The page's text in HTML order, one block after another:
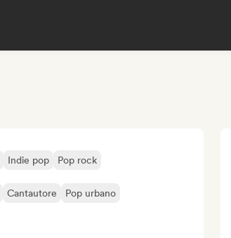
Indie pop Pop rock
Cantautore Pop urbano